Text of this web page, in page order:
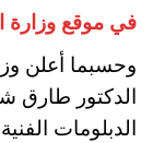
في موقع وزارة
وحسبما أعلن
الدكتور طارق
الدبلومات